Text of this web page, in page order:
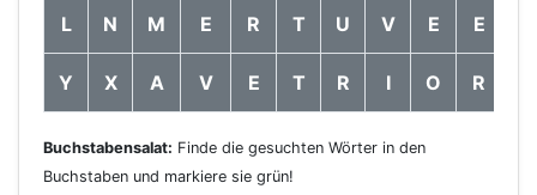
L N M E R T U V E E
Y X A V E T R I O R
Buchstabensalat: Finde die gesuchten Wörter in den
Buchstaben und markiere sie grün!